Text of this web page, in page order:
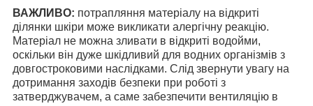
ВАЖЛИВО: потрапляння матеріалу на відкриті
ділянки шкіри може викликати алергічну реакцію.
Матеріал не можна зливати в відкриті водойми,
оскільки він дуже шкідливий для водних організмів з
довгостроковими наслідками. Слід звернути увагу на
дотримання заходів безпеки при роботі з
затверджувачем, а саме забезпечити вентиляцію в